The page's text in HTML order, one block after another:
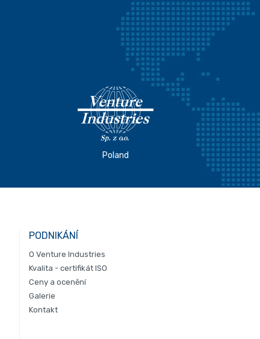
Poland
PODNIKÁNÍ
O Venture Industries
Kvalita - certifikát ISO
Ceny a ocenění
Galerie
Kontakt